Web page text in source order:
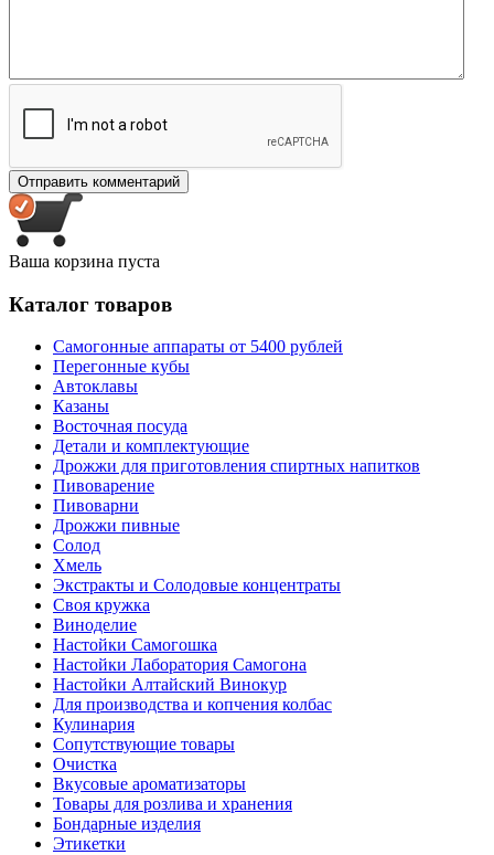
Ваша корзина пуста
Каталог товаров
Самогонные аппараты от 5400 рублей
Перегонные кубы
Автоклавы
Казаны
Восточная посуда
Детали и комплектующие
Дрожжи для приготовления спиртных напитков
Пивоварение
Пивоварни
Дрожжи пивные
Солод
Хмель
Экстракты и Солодовые концентраты
Своя кружка
Виноделие
Настойки Самогошка
Настойки Лаборатория Самогона
Настойки Алтайский Винокур
Для производства и копчения колбас
Кулинария
Сопутствующие товары
Очистка
Вкусовые ароматизаторы
Товары для розлива и хранения
Бондарные изделия
Этикетки